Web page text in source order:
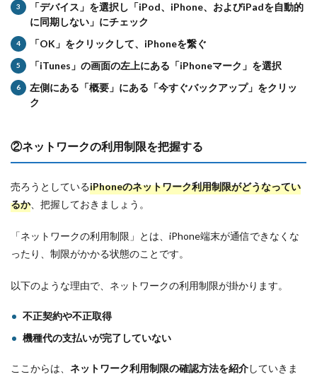
「デバイス」を選択し「iPod、iPhone、およびiPadを自動的
に同期しない」にチェック
「OK」をクリックして、iPhoneを繋ぐ
「iTunes」の画面の左上にある「iPhoneマーク」を選択
左側にある「概要」にある「今すぐバックアップ」をクリッ
ク
②ネットワークの利用制限を把握する
売ろうとしているiPhoneのネットワーク利用制限がどうなってい
るか、把握しておきましょう。
「ネットワークの利用制限」とは、iPhone端末が通信できなくな
ったり、制限がかかる状態のことです。
以下のような理由で、ネットワークの利用制限が掛かります。
不正契約や不正取得
機種代の支払いが完了していない
ここからは、 ネットワーク利用制限の確認方法を紹介していきま